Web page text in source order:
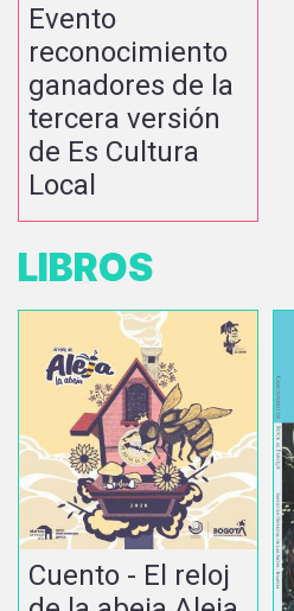
Evento
reconocimiento
ganadores de la
tercera versión
de Es Cultura
Local
LIBROS
Cuento - El reloj